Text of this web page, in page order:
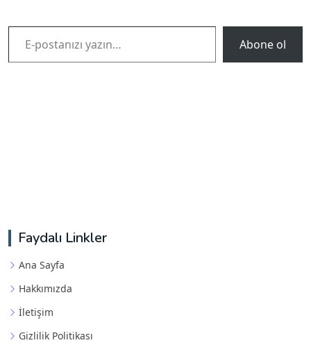
E-postanızı yazın…
Abone ol
Faydalı Linkler
Ana Sayfa
Hakkımızda
İletişim
Gizlilik Politikası